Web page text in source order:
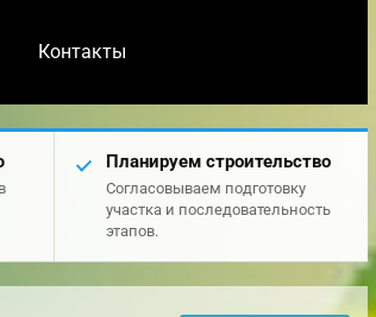
Контакты
Планируем строительство
Согласовываем подготовку
участка и последовательность
этапов.